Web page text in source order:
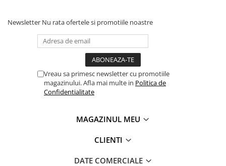
Newsletter Nu rata ofertele si promotiile noastre
Vreau sa primesc newsletter cu promotiile
magazinului. Afla mai multe in Politica de
Confidentialitate
MAGAZINUL MEU
CLIENTI
DATE COMERCIALE